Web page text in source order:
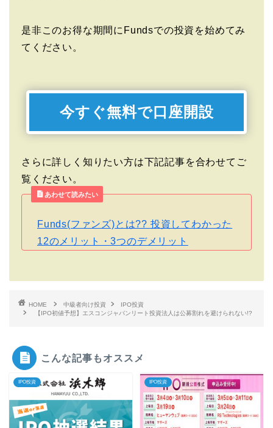
是非このお得な期間にFundsでの投資を始めてみ
てください。
今すぐ無料で口座開設
さらに詳しく知りたい方は下記記事を合わせてご
覧ください。
あわせて読みたい
Funds(ファンズ)とは?? 投資してわかった
12のメリット・3つのデメリット
HOME 中級者向け投資
IPO投資
【IPO初値予想】エスコンジャパンリート投資法人は公募割れを避けられない!?
こんな記事もオススメ
IPO投資 IPO投資